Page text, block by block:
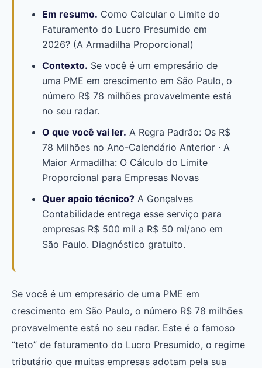
Em resumo. Como Calcular o Limite do
Faturamento do Lucro Presumido em
2026? (A Armadilha Proporcional)
Contexto. Se você é um empresário de
uma PME em crescimento em São Paulo, o
número R$ 78 milhões provavelmente está
no seu radar.
O que você vai ler. A Regra Padrão: Os R$
78 Milhões no Ano-Calendário Anterior · A
Maior Armadilha: O Cálculo do Limite
Proporcional para Empresas Novas
Quer apoio técnico? A Gonçalves
Contabilidade entrega esse serviço para
empresas R$ 500 mil a R$ 50 mi/ano em
São Paulo. Diagnóstico gratuito.
Se você é um empresário de uma PME em
crescimento em São Paulo, o número R$ 78 milhões
provavelmente está no seu radar. Este é o famoso
“teto” de faturamento do Lucro Presumido, o regime
tributário que muitas empresas adotam pela sua